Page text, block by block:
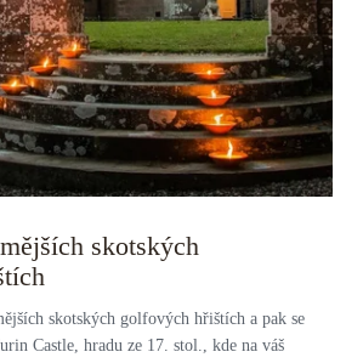
skotských
skotských golfových hřištích a pak se
Castle, hradu ze 17. stol., kde na váš